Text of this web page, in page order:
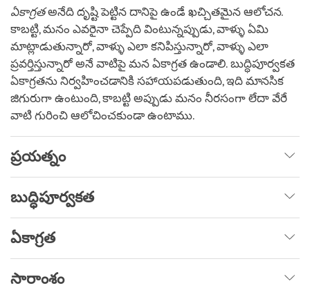
ఏకాగ్రతఅనేది దృష్టి పెట్టిన దానిపై ఉండే ఖచ్చితమైన ఆలోచన.
కాబట్టి, మనం ఎవరైనా చెప్పేది వింటున్నప్పుడు, వాళ్ళు ఏమి
మాట్లాడుతున్నారో, వాళ్ళు ఎలా కనిపిస్తున్నారో, వాళ్ళు ఎలా
ప్రవర్తిస్తున్నారో అనే వాటిపై మన ఏకాగ్రత ఉండాలి. బుద్ధిపూర్వకత
ఏకాగ్రతను నిర్వహించడానికి సహాయపడుతుంది, ఇది మానసిక
జిగురుగా ఉంటుంది, కాబట్టి అప్పుడు మనం నీరసంగా లేదా వేరే
వాటి గురించి ఆలోచించకుండా ఉంటాము.
ప్రయత్నం
బుద్ధిపూర్వకత
ఏకాగ్రత
సారాంశం